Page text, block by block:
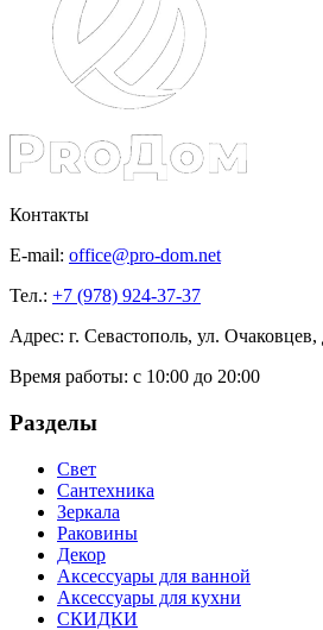
Контакты
E-mail: office@pro-dom.net
Тел.: +7 (978) 924-37-37
Адрес: г. Севастополь, ул. Очаковцев,
Время работы: с 10:00 до 20:00
Разделы
Свет
Сантехника
Зеркала
Раковины
Декор
Аксессуары для ванной
Аксессуары для кухни
СКИДКИ